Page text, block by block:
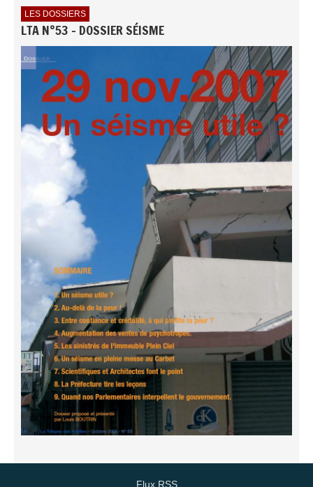
LES DOSSIERS
LTA N°53 - DOSSIER SÉISME
Flux RSS